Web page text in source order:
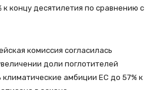
к концу десятилетия по сравнению с
комиссия согласилась
доли поглотителей
климатические амбиции ЕС до 57% к